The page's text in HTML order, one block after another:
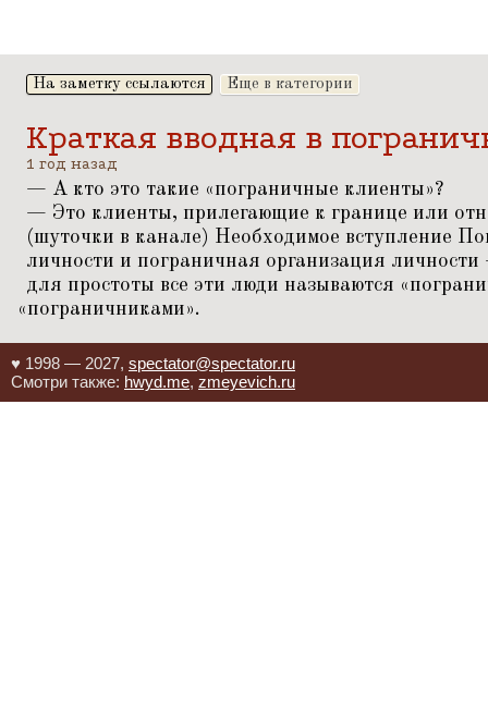
На заметку ссылаются Еще в категории
Краткая вводная в
1 год назад
— А кто это такие «пограничные клиенты»?
— Это клиенты, прилегающие к границе или
(шуточки в канале) Необходимое вступление
личности и пограничная организация
для простоты все эти люди называются «
«пограничниками».
♥ 1998 — 2027, spectator@spectator.ru
Смотри также: hwyd.me, zmeyevich.ru